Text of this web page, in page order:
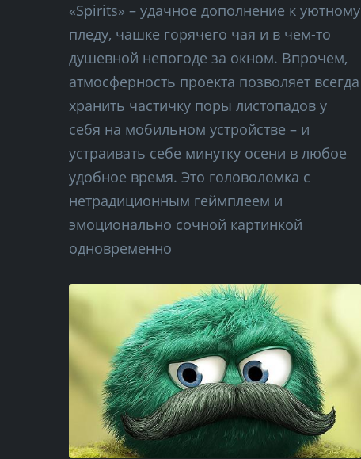
«Spirits» – удачное дополнение к уютному
пледу, чашке горячего чая и в чем-то
душевной непогоде за окном. Впрочем,
атмосферность проекта позволяет всегда
хранить частичку поры листопадов у
себя на мобильном устройстве – и
устраивать себе минутку осени в любое
удобное время. Это головоломка с
нетрадиционным геймплеем и
эмоционально сочной картинкой
одновременно